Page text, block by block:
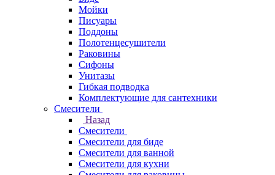
Мойки
Писуары
Поддоны
Полотенцесушители
Раковины
Сифоны
Унитазы
Гибкая подводка
Комплектующие для сантехники
Смесители
Назад
Смесители
Смесители для биде
Смесители для ванной
Смесители для кухни